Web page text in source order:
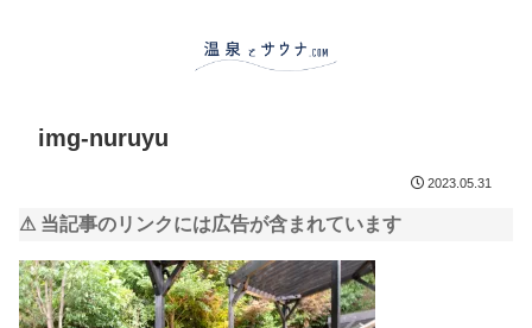
img-nuruyu
2023.05.31
⚠ 当記事のリンクには広告が含まれています